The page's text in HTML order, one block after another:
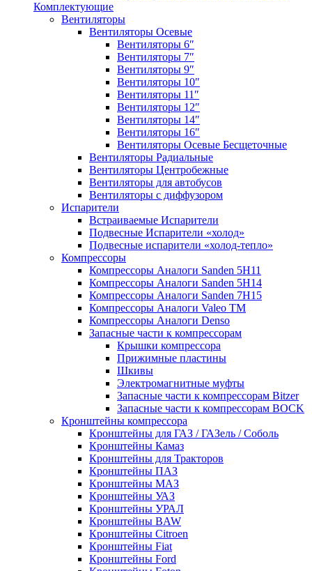
Комплектующие
Вентиляторы
Вентиляторы Осевые
Вентиляторы 6″
Вентиляторы 7″
Вентиляторы 9″
Вентиляторы 10″
Вентиляторы 11″
Вентиляторы 12″
Вентиляторы 14″
Вентиляторы 16″
Вентиляторы Осевые Бесщеточные
Вентиляторы Радиальные
Вентиляторы Центробежные
Вентиляторы для автобусов
Вентиляторы с диффузором
Испарители
Встраиваемые Испарители
Подвесные Испарители «холод»
Подвесные испарители «холод-тепло»
Компрессоры
Компрессоры Аналоги Sanden 5H11
Компрессоры Аналоги Sanden 5H14
Компрессоры Аналоги Sanden 7H15
Компрессоры Аналоги Valeo ТМ
Компрессоры Аналоги Denso
Запасные части к компрессорам
Крышки компрессора
Прижимные пластины
Шкивы
Электромагнитные муфты
Запасные части к компрессорам Bitzer
Запасные части к компрессорам BOCK
Кронштейны компрессора
Кронштейны для ГАЗ / ГАЗель / Соболь
Кронштейны Камаз
Кронштейны для Тракторов
Кронштейны ПАЗ
Кронштейны МАЗ
Кронштейны УАЗ
Кронштейны УРАЛ
Кронштейны BAW
Кронштейны Citroen
Кронштейны Fiat
Кронштейны Ford